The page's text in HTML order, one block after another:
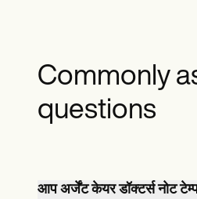
Commonly
questions
आप अर्जेंट केयर डॉक्टर्स नोट